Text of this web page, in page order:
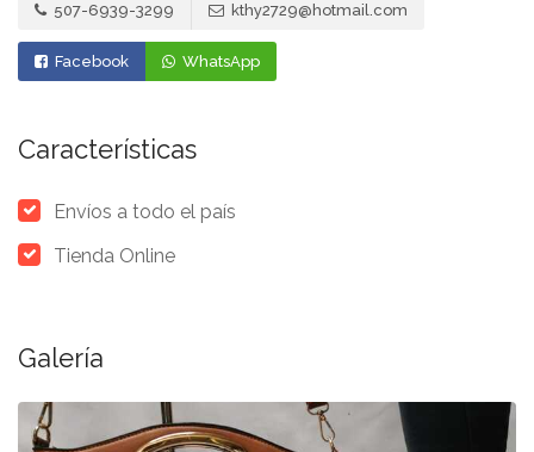
507-6939-3299 kthy2729@hotmail.com
Facebook WhatsApp
Características
Envíos a todo el país
Tienda Online
Galería